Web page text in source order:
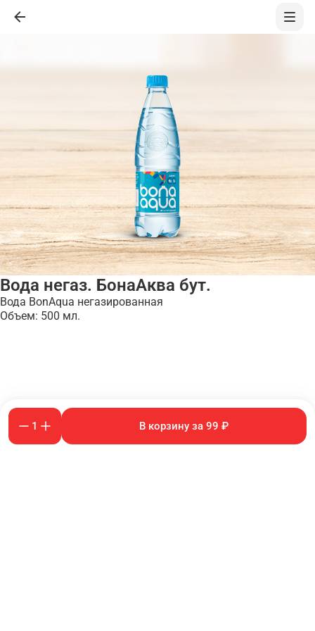
Вода негаз. БонаАква бут.
Вода BonAqua негазированная
Объем: 500 мл.
1 В корзину за 99 ₽